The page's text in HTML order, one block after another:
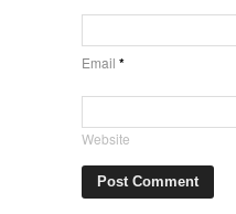
Email *
Website